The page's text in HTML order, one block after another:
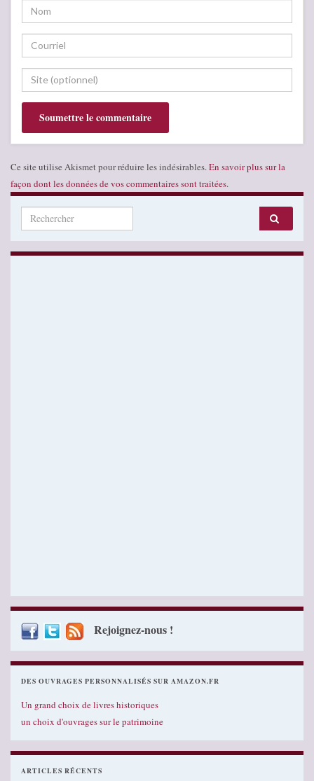
Ce site utilise Akismet pour réduire les indésirables. En savoir plus sur la
façon dont les données de vos commentaires sont traitées.
Search for:
Rejoignez-nous !
DES OUVRAGES PERSONNALISÉS SUR AMAZON.FR
Un grand choix de livres historiques
un choix d'ouvrages sur le patrimoine
ARTICLES RÉCENTS